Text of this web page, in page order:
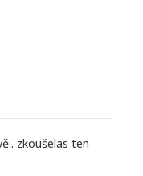
zkoušelas ten